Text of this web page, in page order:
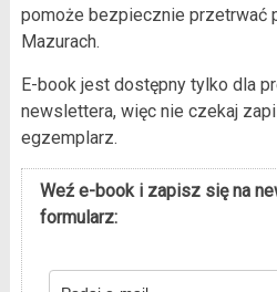
pomoże bezpiecznie przetrwać
Mazurach.
E-book jest dostępny tylko dla
newslettera, więc nie czekaj
egzemplarz.
Weź e-book i zapisz się na
formularz: